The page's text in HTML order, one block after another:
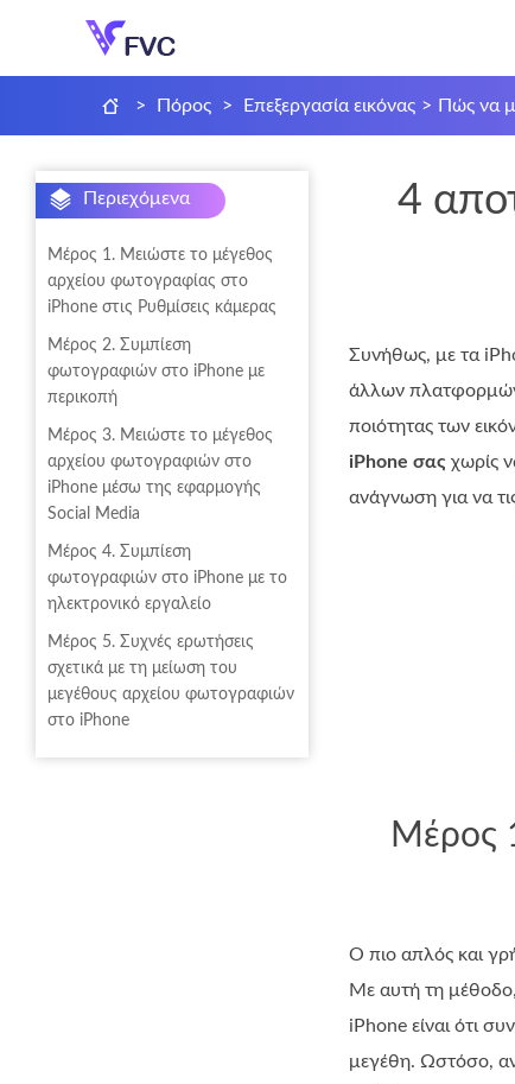
> Πόρος > Επεξεργασία εικόνας > Πώς να
Περιεχόμενα
Μέρος 1. Μειώστε το μέγεθος
αρχείου φωτογραφίας στο
iPhone στις Ρυθμίσεις κάμερας
Μέρος 2. Συμπίεση
φωτογραφιών στο iPhone με
περικοπή
Μέρος 3. Μειώστε το μέγεθος
αρχείου φωτογραφιών στο
iPhone μέσω της εφαρμογής
Social Media
Μέρος 4. Συμπίεση
φωτογραφιών στο iPhone με το
ηλεκτρονικό εργαλείο
Μέρος 5. Συχνές ερωτήσεις
σχετικά με τη μείωση του
μεγέθους αρχείου φωτογραφιών
στο iPhone
4
Συνήθως, με τα
άλλων
ποιότητας των
iPhone σας χωρίς
ανάγνωση για να
Μέρος
Ο πιο απλός και
Με αυτή τη
iPhone είναι ότι
μεγέθη. Ωστόσο,